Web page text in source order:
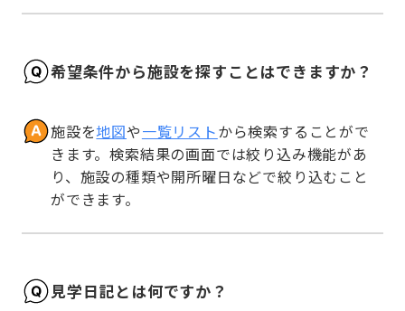
希望条件から施設を探すことはできますか？
施設を地図や一覧リストから検索することがで
きます。検索結果の画面では絞り込み機能があ
り、施設の種類や開所曜日などで絞り込むこと
ができます。
見学日記とは何ですか？